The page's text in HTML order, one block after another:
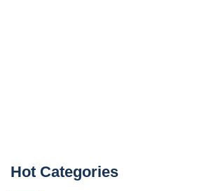
Hot Categories